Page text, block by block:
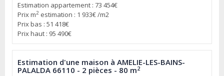
Estimation appartement : 73 454€
Prix m2 estimation : 1 933€ /m2
Prix bas : 51 418€
Prix haut : 95 490€
Estimation d'une maison à AMELIE-LES-BAINS-
PALALDA 66110 - 2 pièces - 80 m2